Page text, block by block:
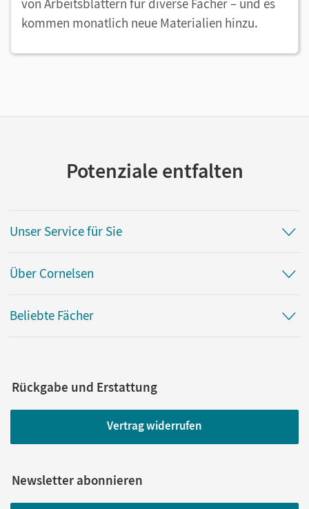
kommen monatlich neue Materialien hinzu.
Potenziale entfalten
Unser Service für Sie
Über Cornelsen
Beliebte Fächer
Rückgabe und Erstattung
Vertrag widerrufen
Newsletter abonnieren